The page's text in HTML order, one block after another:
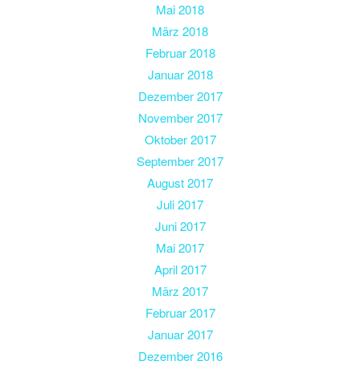
Mai 2018
März 2018
Februar 2018
Januar 2018
Dezember 2017
November 2017
Oktober 2017
September 2017
August 2017
Juli 2017
Juni 2017
Mai 2017
April 2017
März 2017
Februar 2017
Januar 2017
Dezember 2016